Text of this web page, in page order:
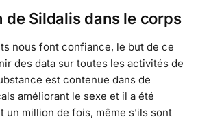
de Sildalis dans le corps
nous font confiance, le but de ce
des data sur toutes les activités de
est contenue dans de
améliorant le sexe et il a été
un million de fois, même s’ils sont